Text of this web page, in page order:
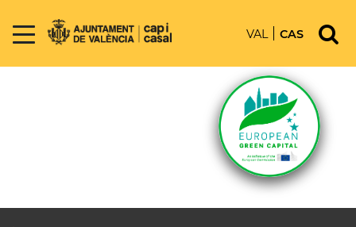
VAL CAS